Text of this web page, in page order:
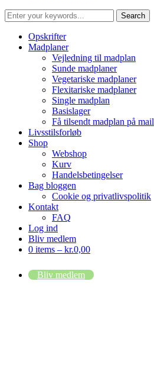
Opskrifter
Madplaner
Vejledning til madplan
Sunde madplaner
Vegetariske madplaner
Flexitariske madplaner
Single madplan
Basislager
Få tilsendt madplan på mail
Livsstilsforløb
Shop
Webshop
Kurv
Handelsbetingelser
Bag bloggen
Cookie og privatlivspolitik
Kontakt
FAQ
Log ind
Bliv medlem
0 items – kr.0,00
Bliv medlem